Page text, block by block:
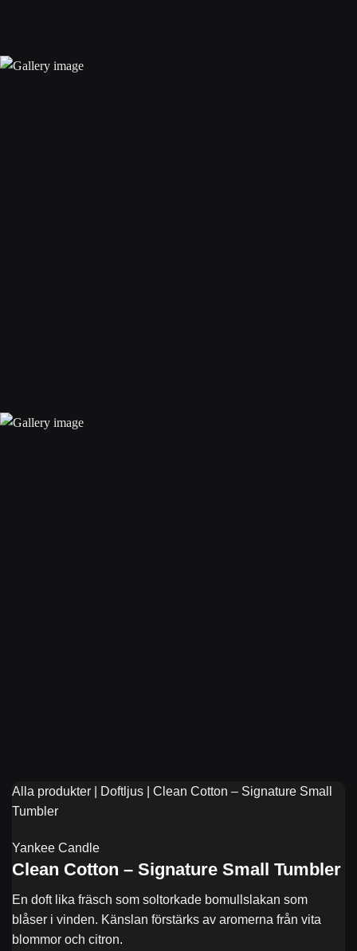
Alla produkter Doftljus
Clean Cotton – Signature Small
Tumbler
Yankee Candle
Clean Cotton – Signature Small Tumbler
En doft lika fräsch som soltorkade bomullslakan som
blåser i vinden. Känslan förstärks av aromerna från vita
blommor och citron.